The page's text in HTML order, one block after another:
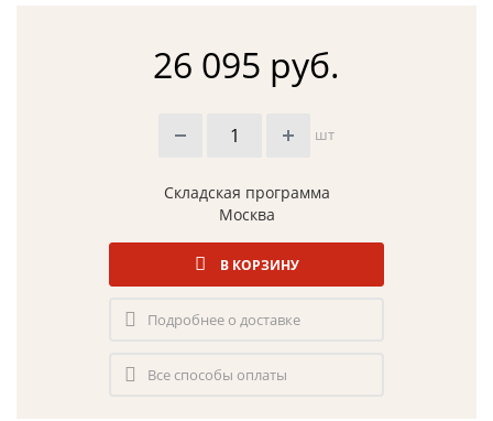
26 095 руб.
шт
Складская программа
Москва
В КОРЗИНУ
Подробнее о доставке
Все способы оплаты